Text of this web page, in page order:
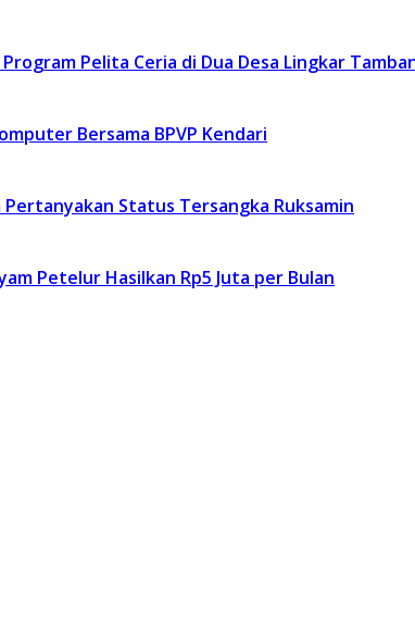
Pelita Ceria di Dua Desa Lingkar
Bersama BPVP Kendari
Status Tersangka Ruksamin
Petelur Hasilkan Rp5 Juta per Bulan